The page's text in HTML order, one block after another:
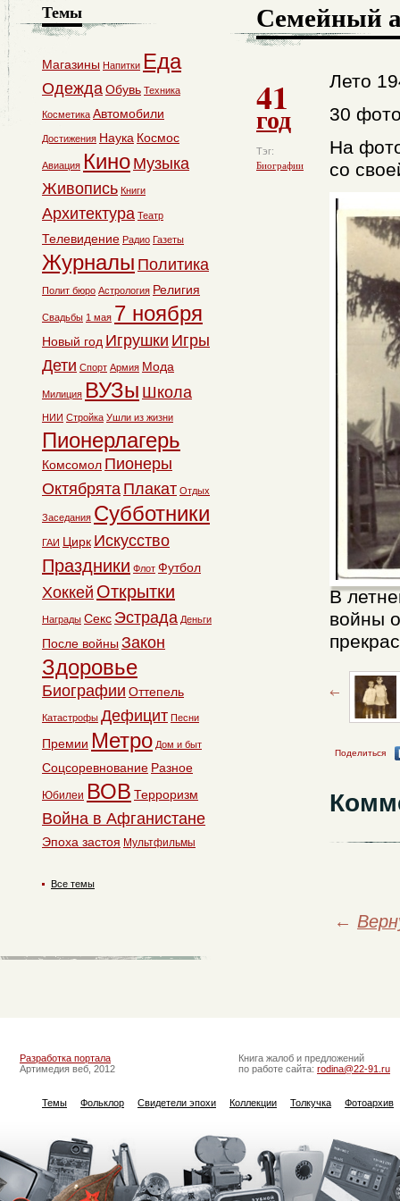
Семейный
41
год
Тэг:
Биографии
Лето
30
На
со
В
войны
Поделиться
←
Темы
Магазины Напитки Еда
ОдеждаОбувь Техника
Косметика Автомобили
Достижения Наука Космос
Авиация Кино Музыка
Живопись Книги
Архитектура Театр
Телевидение Радио Газеты
Журналы Политика
Полит бюро Астрология Религия
Свадьбы 1 мая 7 ноября
Новый год Игрушки Игры
Дети Спорт Армия Мода
Милиция ВУЗы Школа
НИИ Стройка Ушли из жизни
Пионерлагерь
Комсомол Пионеры
Октябрята Плакат Отдых
Заседания Субботники
ГАИ Цирк Искусство
Праздники Флот Футбол
Хоккей Открытки
Награды Секс Эстрада Деньги
После войны Закон
Здоровье
Биографии Оттепель
Катастрофы Дефицит Песни
Премии Метро Дом и быт
Соцсоревнование Разное
Юбилеи ВОВ Терроризм
Война в Афганистане
Эпоха застоя Мультфильмы
Все темы
Разработка портала
Артимедия веб, 2012
Книга жалоб и предложений
по работе сайта: rodina@22-91.ru
Темы Фольклор Свидетели эпохи Коллекции Толкучка Фотоархив